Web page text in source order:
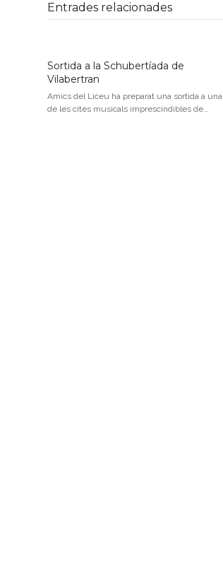
Entrades relacionades
Sortida a la Schubertíada de
Vilabertran
Amics del Liceu ha preparat una sortida a una
de les cites musicals imprescindibles de…